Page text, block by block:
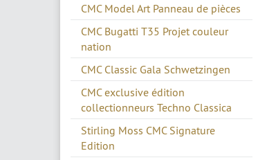
CMC Model Art Panneau de pièces
CMC Bugatti T35 Projet couleur
nation
CMC Classic Gala Schwetzingen
CMC exclusive édition
collectionneurs Techno Classica
Stirling Moss CMC Signature
Edition